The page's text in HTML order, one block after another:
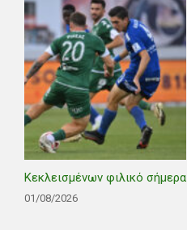
Κεκλεισμένων φιλικό σήμερα
01/08/2026